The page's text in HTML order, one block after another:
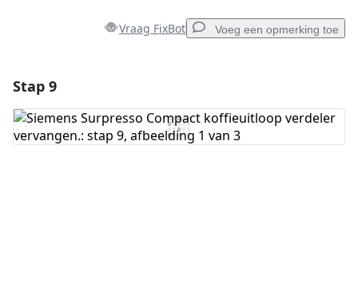
Vraag FixBot Voeg een opmerking toe
Voeg opmerking toe
Stap 9